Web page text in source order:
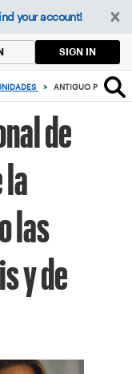
your account!
SIGN IN
> ANTIGUO
de
la
las
y de